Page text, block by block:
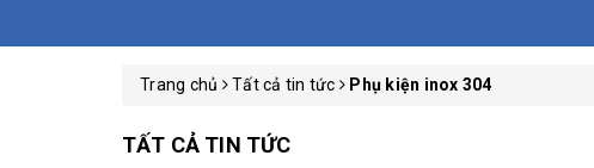
Trang chủ Tất cả tin tức Phụ kiện inox 304
TẤT CẢ TIN TỨC